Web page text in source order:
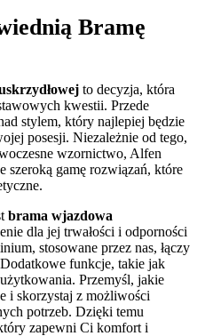
Bramę
to decyzja, która
kwestii. Przede
stylem, który najlepiej będzie
posesji. Niezależnie od tego,
wzornictwo, Alfen
szeroką gamę rozwiązań, które
brama wjazdowa
dla jej trwałości i odporności
stosowane przez nas, łączy
funkcje, takie jak
Przemyśl, jakie
i skorzystaj z możliwości
potrzeb. Dzięki temu
zapewni Ci komfort i